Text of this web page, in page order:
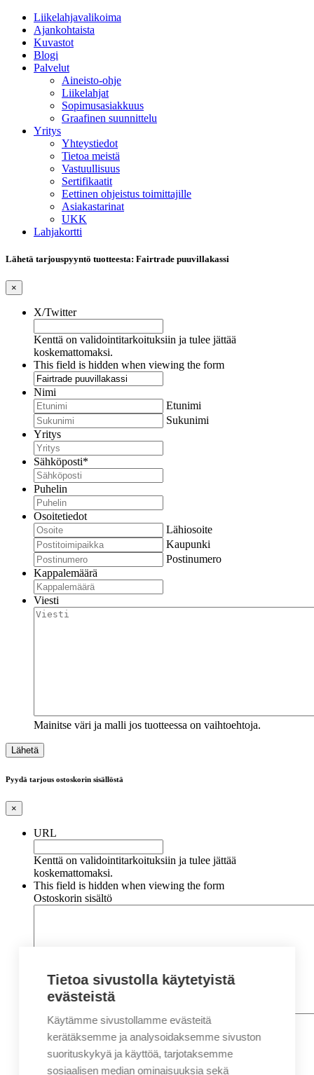
Liikelahjavalikoima
Ajankohtaista
Kuvastot
Blogi
Palvelut
Aineisto-ohje
Liikelahjat
Sopimusasiakkuus
Graafinen suunnittelu
Yritys
Yhteystiedot
Tietoa meistä
Vastuullisuus
Sertifikaatit
Eettinen ohjeistus toimittajille
Asiakastarinat
UKK
Lahjakortti
Lähetä tarjouspyyntö tuotteesta: Fairtrade puuvillakassi
×
X/Twitter
Kenttä on validointitarkoituksiin ja tulee jättää
koskemattomaksi.
This field is hidden when viewing the form
Nimi
Etunimi
Sukunimi
Yritys
Sähköposti*
Puhelin
Osoitetiedot
Lähiosoite
Kaupunki
Postinumero
Kappalemäärä
Viesti
Mainitse väri ja malli jos tuotteessa on vaihtoehtoja.
Pyydä tarjous ostoskorin sisällöstä
×
URL
Kenttä on validointitarkoituksiin ja tulee jättää
koskemattomaksi.
This field is hidden when viewing the form
Ostoskorin sisältö
Nimi*
Etunimi
Sukunimi
Tietoa sivustolla käytetyistä
evästeistä
Käytämme sivustollamme evästeitä
kerätäksemme ja analysoidaksemme sivuston
suorituskykyä ja käyttöä, tarjotaksemme
sosiaalisen median ominaisuuksia sekä